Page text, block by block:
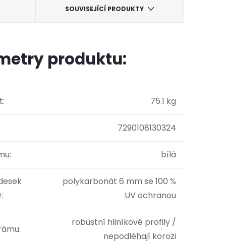
SOUVISEJÍCÍ PRODUKTY
produktu:
: 75.1 kg
7290108130324
: bílá
:
polykarbonát 6 mm se 100 %
UV ochranou
:
robustní hliníkové profily /
nepodléhají korozi